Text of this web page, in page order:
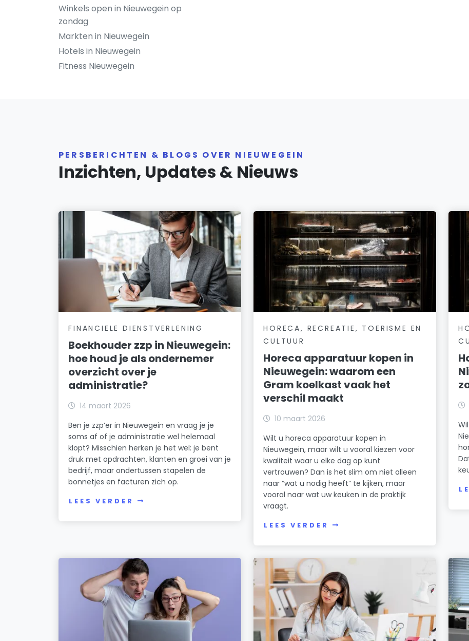
Winkels open in Nieuwegein op
zondag
Markten in Nieuwegein
Hotels in Nieuwegein
Fitness Nieuwegein
PERSBERICHTEN & BLOGS OVER NIEUWEGEIN
Inzichten, Updates & Nieuws
FINANCIELE DIENSTVERLENING
Boekhouder zzp in Nieuwegein:
hoe houd je als ondernemer
overzicht over je
administratie?
14 maart 2026
Ben je zzp’er in Nieuwegein en vraag je je
soms af of je administratie wel helemaal
klopt? Misschien herken je het wel: je bent
druk met opdrachten, klanten en groei van je
bedrijf, maar ondertussen stapelen de
bonnetjes en facturen zich op.
LEES VERDER
HORECA, RECREATIE, TOERISME EN
CULTUUR
Horeca apparatuur kopen in
Nieuwegein: waarom een
Gram koelkast vaak het
verschil maakt
10 maart 2026
Wilt u horeca apparatuur kopen in
Nieuwegein, maar wilt u vooral kiezen voor
kwaliteit waar u elke dag op kunt
vertrouwen? Dan is het slim om niet alleen
naar “wat u nodig heeft” te kijken, maar
vooral naar wat uw keuken in de praktijk
vraagt.
LEES VERDER